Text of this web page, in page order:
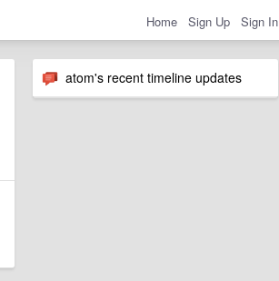
Home Sign Up Sign In
atom's recent timeline updates